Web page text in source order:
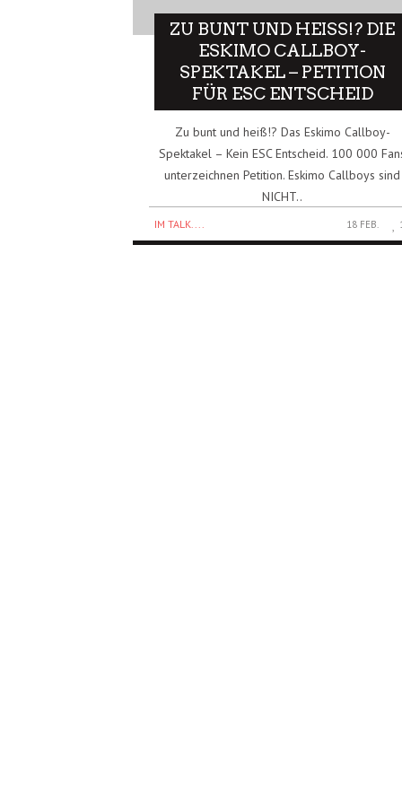
ZU BUNT UND HEISS!? DIE E
SKIMO CALLBOY-S
PEKTAKEL – PETITION F
ÜR ESC ENTSCHEID
Zu bunt und heiß!? Das Eskimo Callboy-
Spektakel – Kein ESC Entscheid. 100 000
unterzeichnen Petition. Eskimo Callboys sind
NICHT..
IM TALK.... 18 FEB.